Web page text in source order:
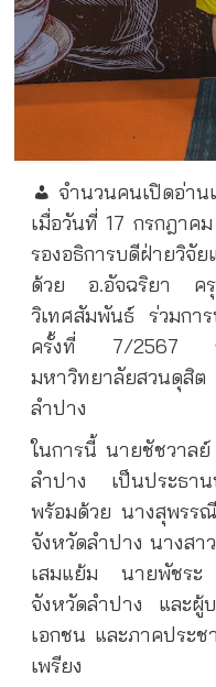
จำนวนคนเปิดอ่าน
เมื่อวันที่ 17กรกฎาคม
รองอธิการบดีฝ่ายวิจั
ด้วย อ.อัจฉริยา ครุ
วิเทศสัมพันธ์ ร่วมกา
ครั้งที่ 7/2567
มหาวิทยาลัยสวนดุสิ
ลำปาง
ในการนี้ นายชัชวาล
ลำปาง เป็นประธาน
พร้อมด้วย นางสุพรร
จังหวัดลำปาง นางส
เสมแย้ม นายพัชระ
จังหวัดลำปาง และผู้
เอกชน และภาคประ
เพรียง